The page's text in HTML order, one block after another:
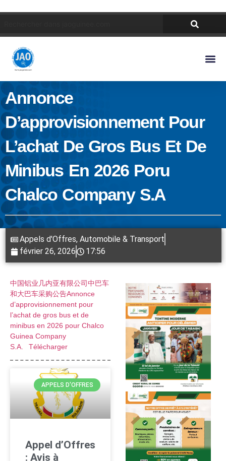
Annonce
D’approvisionnement Pour
L’achat De Gros Bus Et De
Minibus En 2026 Poru
Chalco Company S.A
Appels d'Offres, Automobile & Transport
février 26, 2026
17:56
中国铝业几内亚有限公司中巴车
和大巴车采购公告Annonce
d’approvisionnement pour
l’achat de gros bus et de
minibus en 2026 pour Chalco
Guinea Company
S.A.
Télécharger
APPELS D'OFFRES
Appel d’Offres
: Avis à